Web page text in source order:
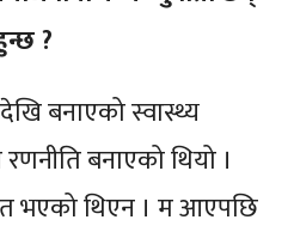
?
बनाएको स्वास्थ्य
रणनीति बनाएको थियो ।
भएको थिएन । म आएपछि